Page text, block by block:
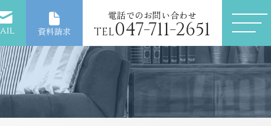
資料請求
電話でのお問い合わせ
TEL047-711-2651